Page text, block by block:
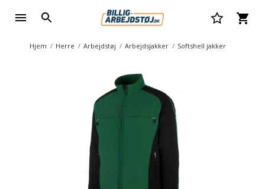
Hjem Herre Arbejdstøj Arbejdsjakker Softshell jakker